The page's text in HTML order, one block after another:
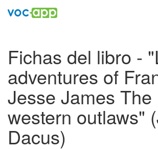
Fichas del libro -
adventures of
Jesse James The
western outlaws"
Dacus)